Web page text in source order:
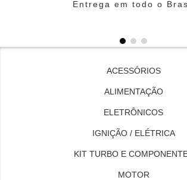
Entrega em todo o
ACESSÓRIOS
ALIMENTAÇÃO
ELETRÔNICOS
IGNIÇÃO / ELÉTRICA
KIT TURBO E
MOTOR